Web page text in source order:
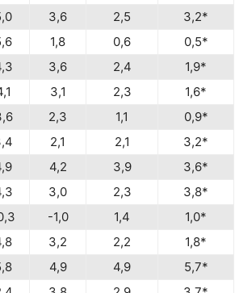
3,6 2,5
3,2*
1,8 0,6
0,5*
3,6 2,4
1,9*
3,1 2,3
1,6*
2,3 1,1
0,9*
2,1 2,1
3,2*
4,2 3,9
3,6*
3,0 2,3
3,8*
-1,0 1,4
1,0*
3,2 2,2
1,8*
4,9 4,9
5,7*